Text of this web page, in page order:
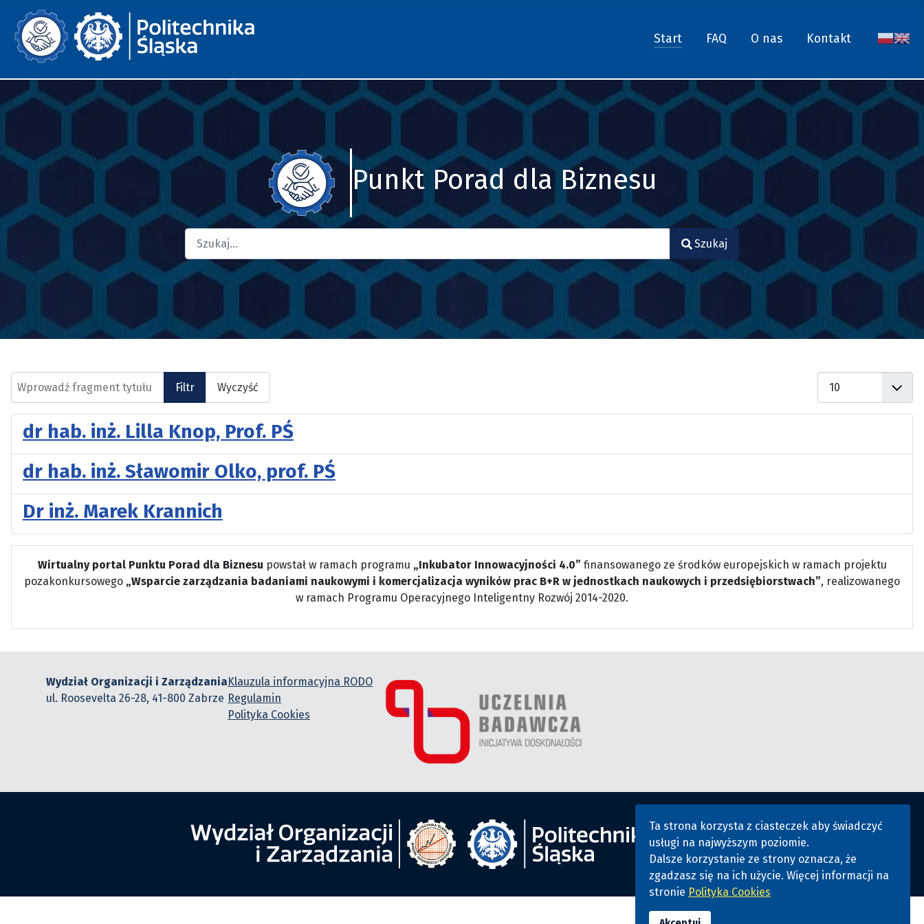
Start FAQ O nas Kontakt
Punkt Porad dla Biznesu
Type 2 or more characters for results.
Szukaj
Wprowadź fragment tytułu
Filtr Wyczyść
dr hab. inż. Lilla Knop, Prof. PŚ
dr hab. inż. Sławomir Olko, prof. PŚ
Dr inż. Marek Krannich
Wirtualny portal Punktu Porad dla Biznesu powstał w ramach programu „Inkubator Innowacyjności 4.0” finansowanego ze środków europejskich w ramach projektu
pozakonkursowego „Wsparcie zarządzania badaniami naukowymi i komercjalizacja wyników prac B+R w jednostkach naukowych i przedsiębiorstwach”, realizowanego
w ramach Programu Operacyjnego Inteligentny Rozwój 2014-2020.
Wydział Organizacji i Zarządzania
ul. Roosevelta 26-28, 41-800 Zabrze
Klauzula informacyjna RODO
Regulamin
Polityka Cookies
Ta strona korzysta z ciasteczek aby świadczyć
usługi na najwyższym poziomie.
Dalsze korzystanie ze strony oznacza, że
zgadzasz się na ich użycie. Więcej informacji na
stronie Polityka Cookies